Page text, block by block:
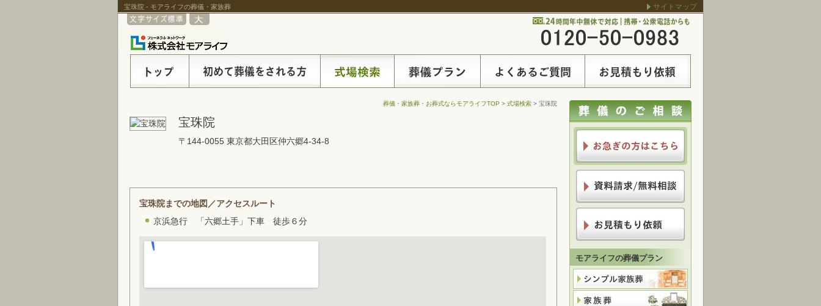
宝珠院 - モアライフの葬儀・家族葬 サイトマップ
葬儀・家族葬・お葬式ならモアライフTOP > 式場検索 > 宝珠院
宝珠院
〒144-0055 東京都大田区仲六郷4-34-8
宝珠院までの地図／アクセスルート
京浜急行 「六郷土手」下車 徒歩６分
モアライフの葬儀プラン